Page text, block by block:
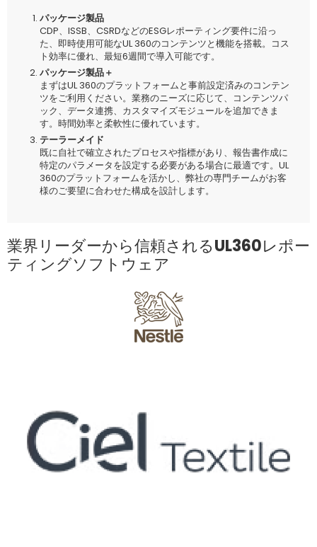
パッケージ製品
CDP、ISSB、CSRDなどのESGレポーティング要件に沿っ
た、即時使用可能なUL 360のコンテンツと機能を搭載。コス
ト効率に優れ、最短6週間で導入可能です。
パッケージ製品＋
まずはUL 360のプラットフォームと事前設定済みのコンテン
ツをご利用ください。業務のニーズに応じて、コンテンツパ
ック、データ連携、カスタマイズモジュールを追加できま
す。時間効率と柔軟性に優れています。
テーラーメイド
既に自社で確立されたプロセスや指標があり、報告書作成に
特定のパラメータを設定する必要がある場合に最適です。UL
360のプラットフォームを活かし、弊社の専門チームがお客
様のご要望に合わせた構成を設計します。
業界リーダーから信頼されるUL360レポー
ティングソフトウェア